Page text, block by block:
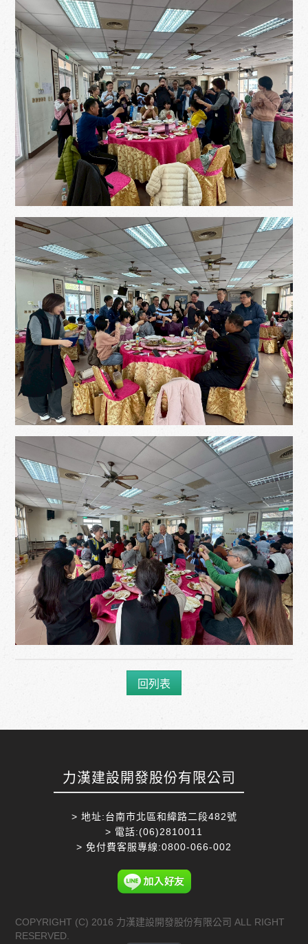
回列表
力漢建設開發股份有限公司
> 地址:台南市北區和緯路二段482號
> 電話:(06)2810011
> 免付費客服專線:0800-066-002
COPYRIGHT (C) 2016 力漢建設開發股份有限公司 ALL RIGHT
RESERVED.